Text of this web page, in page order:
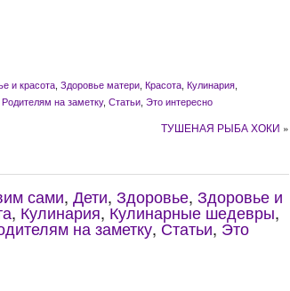
и красота Здоровье матери Красота Кулинария
Родителям на заметку, Статьи Это интересно
ТУШЕНАЯ РЫБА ХОКИ »
сами, Дети, Здоровье, Здоровье и
, Кулинария,Кулинарные шедевры,
на заметку, Статьи, Это